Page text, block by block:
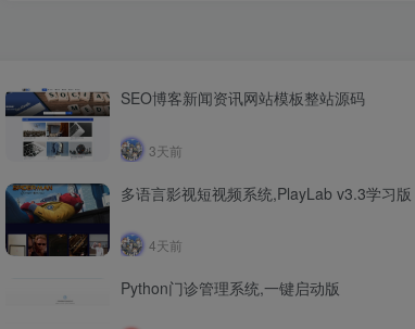
SEO博客新闻资讯网站模板整站源码
3天前
多语言影视短视频系统,PlayLab v3.3学习版
4天前
Python门诊管理系统,一键启动版